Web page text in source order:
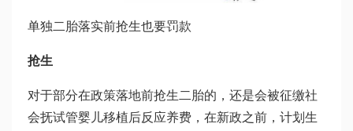
单独二胎落实前抢生也要罚款
抢生
对于部分在政策落地前抢生二胎的，还是会被征缴社
会抚试管婴儿移植后反应养费，在新政之前，计划生